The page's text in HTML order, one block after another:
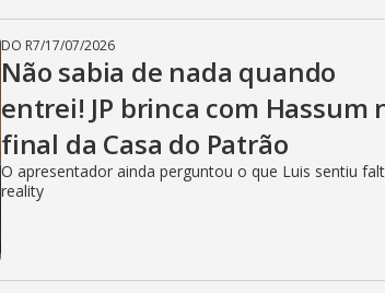
DO R7/17/07/2026
Não sabia de nada quando
entrei! JP brinca com Hassum
final da Casa do Patrão
O apresentador ainda perguntou o que Luis sentiu
reality